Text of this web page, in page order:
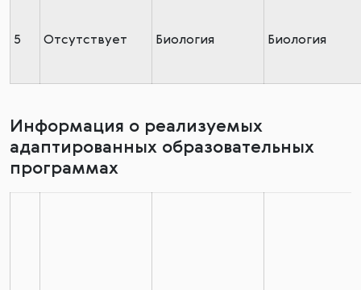
5 Отсутствует Биология Биология
Информация о реализуемых
адаптированных образовательных
программах